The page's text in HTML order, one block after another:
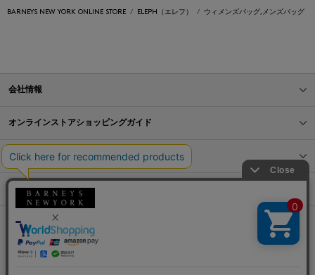
BARNEYS NEW YORK ONLINE STORE ELEPH（エレフ） ウィメンズバッグ,メンズバッグ
会社情報
オンラインストアショッピングガイド
店舗情報
サービス